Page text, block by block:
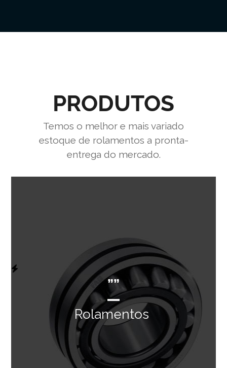
PRODUTOS
Temos o melhor e mais variado
estoque de rolamentos a pronta-
entrega do mercado.
””
Rolamentos